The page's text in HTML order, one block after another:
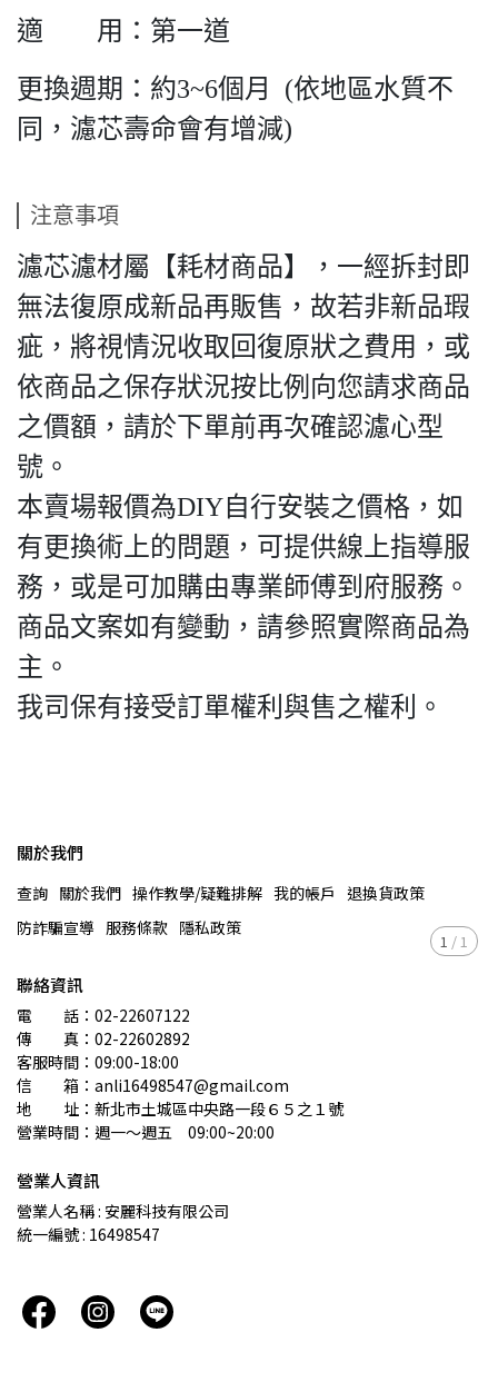
1 /1
適 用：第一道
更換週期：約3~6個月 (依地區水質不
同，濾芯壽命會有增減)
注意事項
濾芯濾材屬【耗材商品】，一經拆封即
無法復原成新品再販售，故若非新品瑕
疵，將視情況收取回復原狀之費用，或
依商品之保存狀況按比例向您請求商品
之價額，請於下單前再次確認濾心型
號。
本賣場報價為DIY自行安裝之價格，如
有更換術上的問題，可提供線上指導服
務，或是可加購由專業師傅到府服務。
商品文案如有變動，請參照實際商品為
主。
我司保有接受訂單權利與售之權利。
關於我們
查詢 關於我們 操作教學/疑難排解 我的帳戶
退換貨政策
防詐騙宣導 服務條款 隱私政策
聯絡資訊
電　　話：02-22607122
傳　　真：02-22602892
客服時間：09:00-18:00
信　　箱：anli16498547@gmail.com
地　　址：新北市土城區中央路一段６５之１號
營業時間：週一～週五　09:00~20:00
營業人資訊
營業人名稱 : 安麗科技有限公司
統一編號 : 16498547